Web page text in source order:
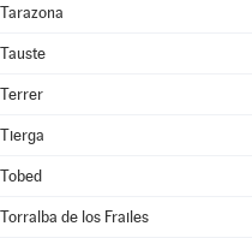
Tarazona
Tauste
Terrer
Tierga
Tobed
Torralba de los Frailes